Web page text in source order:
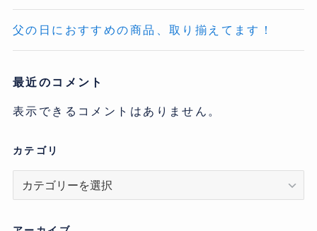
父の日におすすめの商品、取り揃えてます！
最近のコメント
表示できるコメントはありません。
カテゴリ